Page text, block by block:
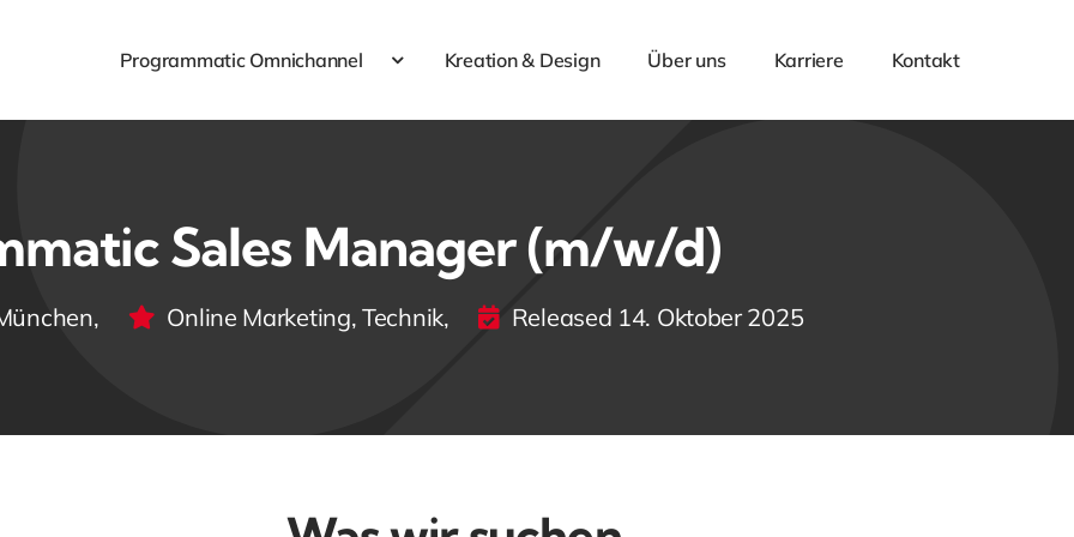
Programmatic Omnichannel Kreation & Design Über uns Karriere Kontakt
Sales Manager (m/w/d)
, Online Marketing, Technik, Released 14. Oktober 2025